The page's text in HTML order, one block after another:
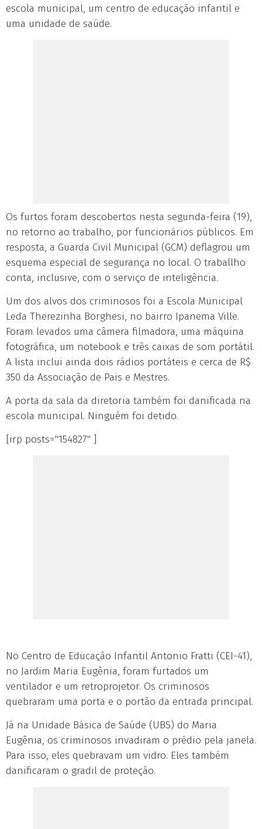
escola municipal, um centro de educação infantil e
uma unidade de saúde.
Os furtos foram descobertos nesta segunda-feira (19),
no retorno ao trabalho, por funcionários públicos. Em
resposta, a Guarda Civil Municipal (GCM) deflagrou um
esquema especial de segurança no local. O traballho
conta, inclusive, com o serviço de inteligência.
Um dos alvos dos criminosos foi a Escola Municipal
Leda Therezinha Borghesi, no bairro Ipanema Ville.
Foram levados uma câmera filmadora, uma máquina
fotográfica, um notebook e três caixas de som portátil.
A lista inclui ainda dois rádios portáteis e cerca de R$
350 da Associação de Pais e Mestres.
A porta da sala da diretoria também foi danificada na
escola municipal. Ninguém foi detido.
[irp posts="154827" ]
No Centro de Educação Infantil Antonio Fratti (CEI-41),
no Jardim Maria Eugênia, foram furtados um
ventilador e um retroprojetor. Os criminosos
quebraram uma porta e o portão da entrada principal.
Já na Unidade Básica de Saúde (UBS) do Maria
Eugênia, os criminosos invadiram o prédio pela janela.
Para isso, eles quebravam um vidro. Eles também
danificaram o gradil de proteção.